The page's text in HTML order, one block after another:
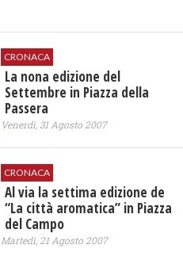
CRONACA
La nona edizione del
Settembre in Piazza della
Passera
Venerdì, 31 Agosto 2007
CRONACA
Al via la settima edizione de
“La città aromatica” in Piazza
del Campo
Martedì, 21 Agosto 2007